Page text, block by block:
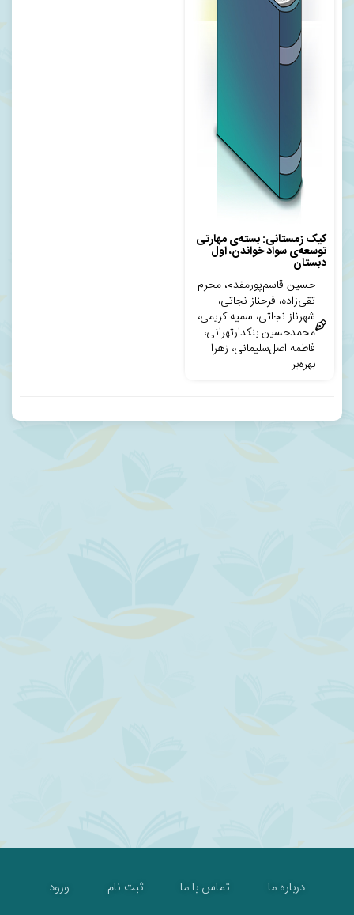
کیک زمستانی: بسته‌ی مهارتی
توسعه‌ی سواد خواندن، اول
دبستان
حسین قاسم‌پورمقدم، محرم
تقی‌زاده، فرحناز نجاتی،
شهرناز نجاتی، سمیه کریمی،
محمدحسین بنکدارتهرانی،
فاطمه اصل‌سلیمانی، زهرا
بهره‌بر
درباره ما تماس با ما ثبت نام ورود